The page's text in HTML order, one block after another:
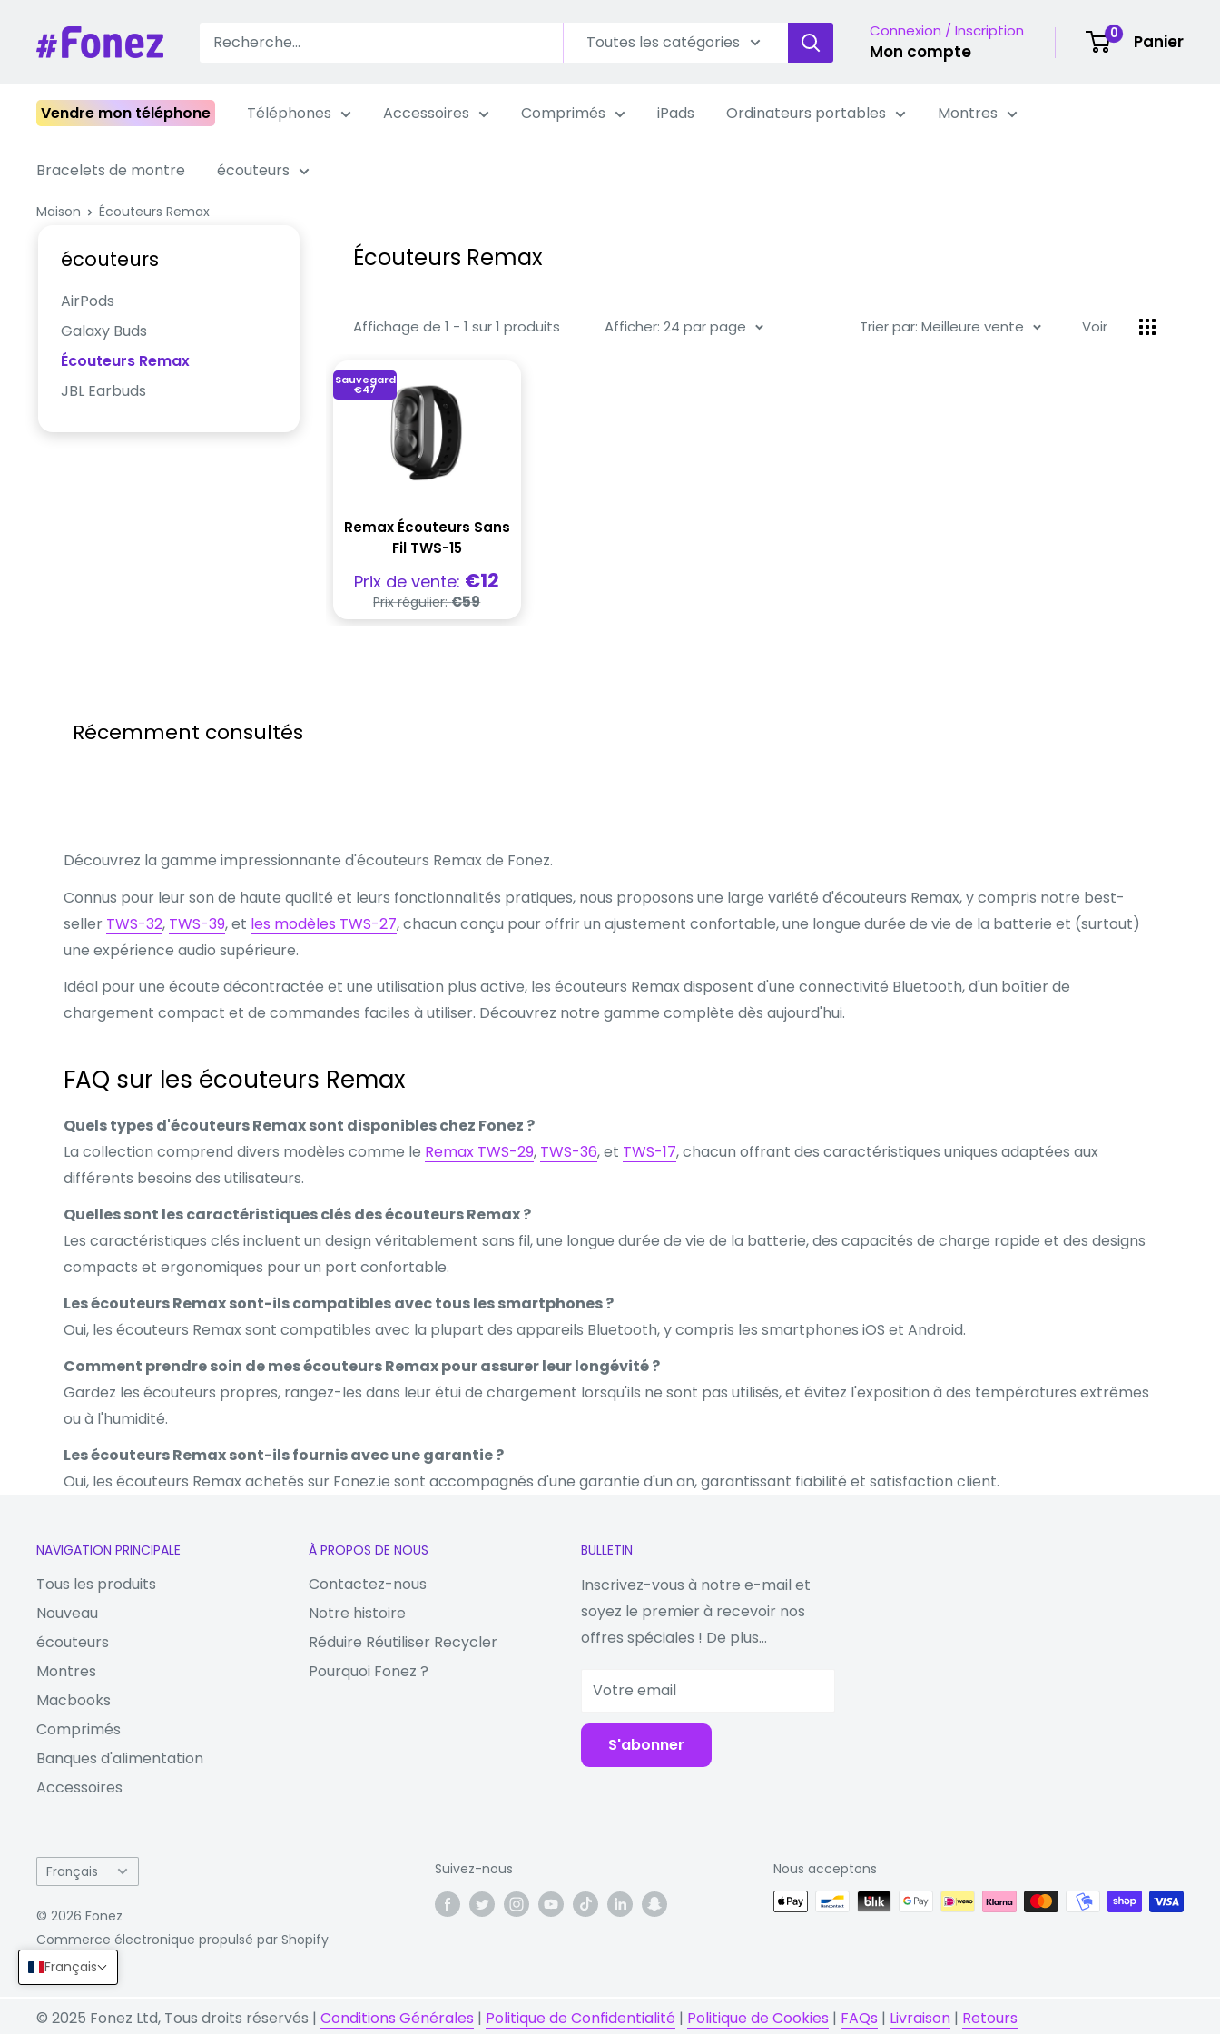
contenu
Fonez Toutes les catégories
Connexion / Inscription
Mon compte
0 Panier
Vendre mon téléphone Téléphones Accessoires Comprimés iPads Ordinateurs portables Montres
Bracelets de montre écouteurs
Maison Écouteurs Remax
écouteurs
AirPods
Galaxy Buds
Écouteurs Remax
JBL Earbuds
Écouteurs Remax
Affichage de 1 - 1 sur 1 produits Afficher: 24 par page Trier par: Meilleure vente Voir
Sauvegarder
€47
Remax Écouteurs Sans
Fil TWS-15
Prix
de
vente
Prix de vente: €12
Prix
régulier
Prix régulier:€59
Récemment consultés
Découvrez la gamme impressionnante d'écouteurs Remax de Fonez.
Connus pour leur son de haute qualité et leurs fonctionnalités pratiques, nous proposons une large variété d'écouteurs Remax, y compris notre best-
seller TWS-32, TWS-39, et les modèles TWS-27, chacun conçu pour offrir un ajustement confortable, une longue durée de vie de la batterie et (surtout)
une expérience audio supérieure.
Idéal pour une écoute décontractée et une utilisation plus active, les écouteurs Remax disposent d'une connectivité Bluetooth, d'un boîtier de
chargement compact et de commandes faciles à utiliser. Découvrez notre gamme complète dès aujourd'hui.
FAQ sur les écouteurs Remax
Quels types d'écouteurs Remax sont disponibles chez Fonez ?
La collection comprend divers modèles comme le Remax TWS-29, TWS-36, et TWS-17, chacun offrant des caractéristiques uniques adaptées aux
différents besoins des utilisateurs.
Quelles sont les caractéristiques clés des écouteurs Remax ?
Les caractéristiques clés incluent un design véritablement sans fil, une longue durée de vie de la batterie, des capacités de charge rapide et des designs
compacts et ergonomiques pour un port confortable.
Les écouteurs Remax sont-ils compatibles avec tous les smartphones ?
Oui, les écouteurs Remax sont compatibles avec la plupart des appareils Bluetooth, y compris les smartphones iOS et Android.
Comment prendre soin de mes écouteurs Remax pour assurer leur longévité ?
Gardez les écouteurs propres, rangez-les dans leur étui de chargement lorsqu'ils ne sont pas utilisés, et évitez l'exposition à des températures extrêmes
ou à l'humidité.
Les écouteurs Remax sont-ils fournis avec une garantie ?
Oui, les écouteurs Remax achetés sur Fonez.ie sont accompagnés d'une garantie d'un an, garantissant fiabilité et satisfaction client.
NAVIGATION PRINCIPALE
Tous les produits
Nouveau
écouteurs
Montres
Macbooks
Comprimés
Banques d'alimentation
Accessoires
À PROPOS DE NOUS
Contactez-nous
Notre histoire
Réduire Réutiliser Recycler
Pourquoi Fonez ?
BULLETIN
Inscrivez-vous à notre e-mail et
soyez le premier à recevoir nos
offres spéciales ! De plus...
Votre email
S'abonner
Langue
Français
© 2026 Fonez
Commerce électronique propulsé par Shopify
Suivez-nous Nous acceptons
© 2025 Fonez Ltd, Tous droits réservés | Conditions Générales | Politique de Confidentialité | Politique de Cookies | FAQs | Livraison | Retours
Français